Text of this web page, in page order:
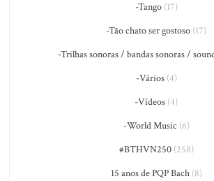
-Tango(17)
-Tão chato ser gostoso (17)
-Trilhas sonoras / bandas sonoras /
-Vários(4)
-Vídeos (4)
-World Music (6)
#BTHVN250(258)
15 anos de PQP Bach(8)